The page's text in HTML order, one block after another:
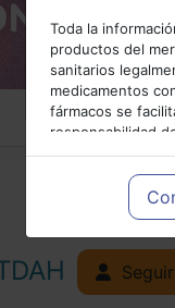
Toda la
productos del
sanitarios
medicamentos
fármacos se
responsabilidad
medicamentos y
adecuado a las
Seguir